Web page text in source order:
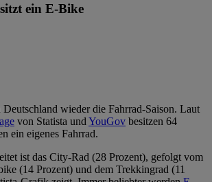
ein E-Bike
wieder die Fahrrad-Saison. Laut
von Statista undYouGov besitzen 64
ein eigenes Fahrrad.
ist das City-Rad (28 Prozent), gefolgt vom
(14 Prozent) und dem Trekkingrad (11